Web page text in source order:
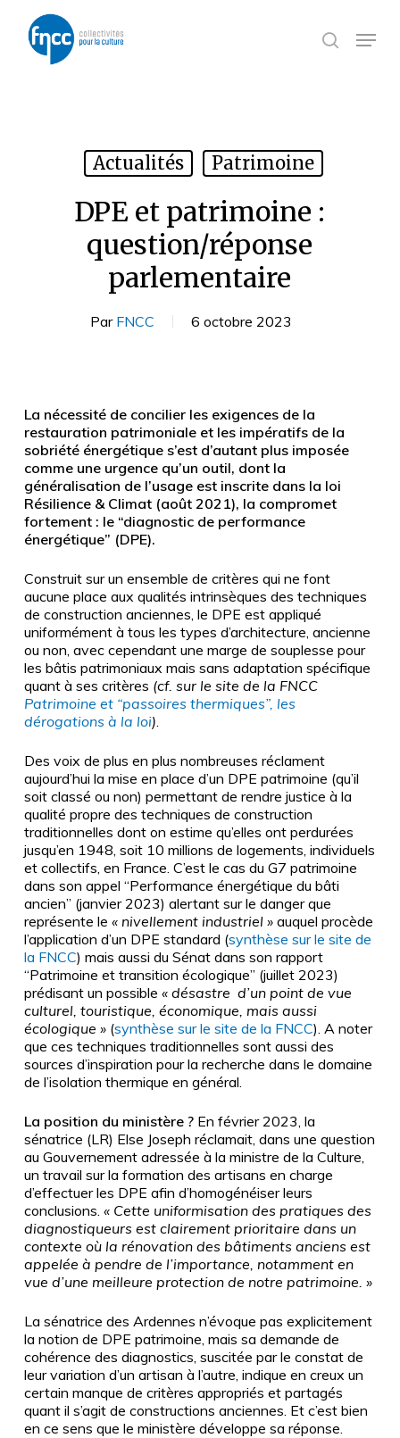
main
content
search
Menu
Actualités Patrimoine
DPE et patrimoine :
question/réponse
parlementaire
Par FNCC 6 octobre 2023
La nécessité de concilier les exigences de la
restauration patrimoniale et les impératifs de la
sobriété énergétique s’est d’autant plus imposée
comme une urgence qu’un outil, dont la
généralisation de l’usage est inscrite dans la loi
Résilience & Climat (août 2021), la compromet
fortement : le “diagnostic de performance
énergétique” (DPE).
Construit sur un ensemble de critères qui ne font
aucune place aux qualités intrinsèques des techniques
de construction anciennes, le DPE est appliqué
uniformément à tous les types d’architecture, ancienne
ou non, avec cependant une marge de souplesse pour
les bâtis patrimoniaux mais sans adaptation spécifique
quant à ses critères (cf. sur le site de la FNCC
Patrimoine et “passoires thermiques”, les
dérogations à la loi).
Des voix de plus en plus nombreuses réclament
aujourd’hui la mise en place d’un DPE patrimoine (qu’il
soit classé ou non) permettant de rendre justice à la
qualité propre des techniques de construction
traditionnelles dont on estime qu’elles ont perdurées
jusqu’en 1948, soit 10 millions de logements, individuels
et collectifs, en France. C’est le cas du G7 patrimoine
dans son appel “Performance énergétique du bâti
ancien” (janvier 2023) alertant sur le danger que
représente le « nivellement industriel »auquel procède
l’application d’un DPE standard (synthèse sur le site de
la FNCC) mais aussi du Sénat dans son rapport
“Patrimoine et transition écologique” (juillet 2023)
prédisant un possible « désastre d’un point de vue
culturel, touristique, économique, mais aussi
écologique »(synthèse sur le site de la FNCC). A noter
que ces techniques traditionnelles sont aussi des
sources d’inspiration pour la recherche dans le domaine
de l’isolation thermique en général.
La position du ministère ?En février 2023, la
sénatrice (LR) Else Joseph réclamait, dans une question
au Gouvernement adressée à la ministre de la Culture,
un travail sur la formation des artisans en charge
d’effectuer les DPE afin d’homogénéiser leurs
conclusions. « Cette uniformisation des pratiques des
diagnostiqueurs est clairement prioritaire dans un
contexte où la rénovation des bâtiments anciens est
appelée à pendre de l’importance, notamment en
vue d’une meilleure protection de notre patrimoine. »
La sénatrice des Ardennes n’évoque pas explicitement
la notion de DPE patrimoine, mais sa demande de
cohérence des diagnostics, suscitée par le constat de
leur variation d’un artisan à l’autre, indique en creux un
certain manque de critères appropriés et partagés
quant il s’agit de constructions anciennes. Et c’est bien
en ce sens que le ministère développe sa réponse.
Panneau de gestion des cookies